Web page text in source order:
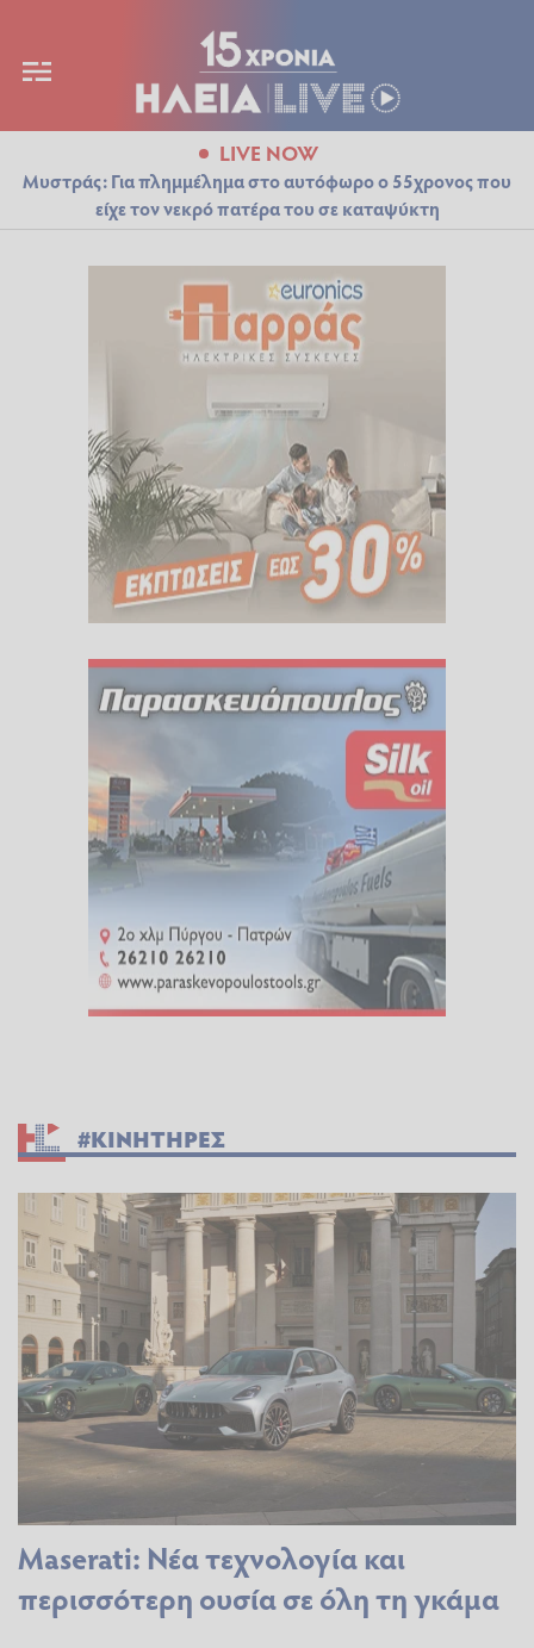
LIVE NOW
Μυστράς: Για πλημμέλημα στο αυτόφωρο ο 55χρονος που
είχε τον νεκρό πατέρα του σε καταψύκτη
#ΚΙΝΗΤΗΡΕΣ
Maserati: Νέα τεχνολογία και
περισσότερη ουσία σε όλη τη γκάμα